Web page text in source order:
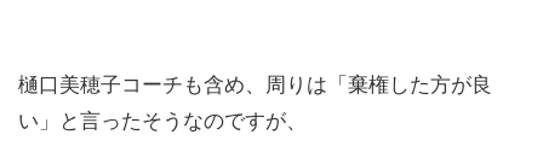
樋口美穂子コーチも含め、周りは「棄権した方が良
い」と言ったそうなのですが、